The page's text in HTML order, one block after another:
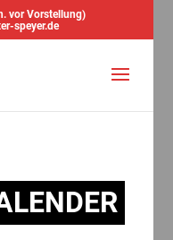
vor Vorstellung)
speyer.de